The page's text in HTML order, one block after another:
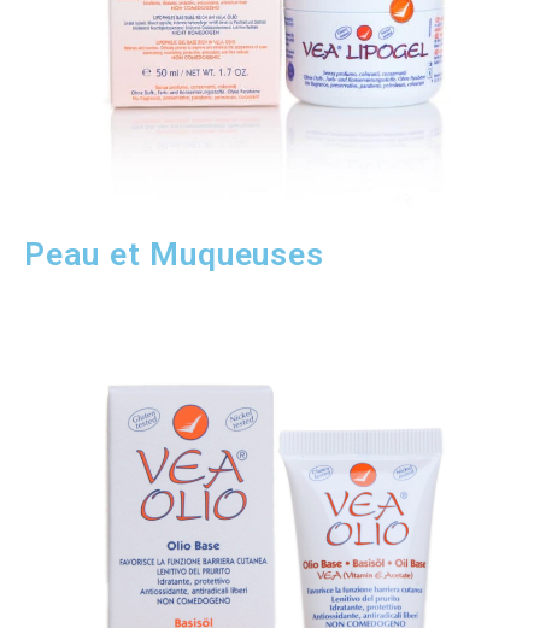
Peau et Muqueuses